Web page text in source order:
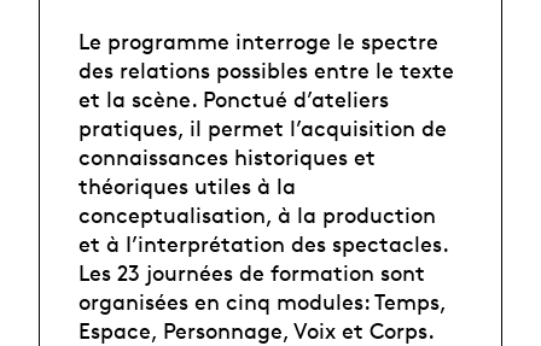
Le programme interroge le spectre
des relations possibles entre le texte
et la scène. Ponctué d’ateliers
pratiques, il permet l’acquisition de
connaissances historiques et
théoriques utiles à la
conceptualisation, à la production
et à I’interprétation des spectacles.
Les 23 journées de formation sont
organisées en cinq modules: Temps,
Espace, Personnage, Voix et Corps.